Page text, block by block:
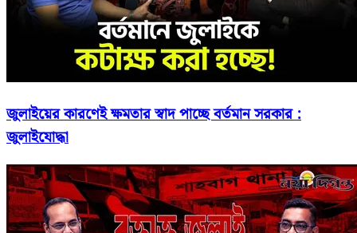
জুলাইয়ের কারণেই ক্ষমতার স্বাদ পাচ্ছে বর্তমান সরকার :
জুলাইযোদ্ধা